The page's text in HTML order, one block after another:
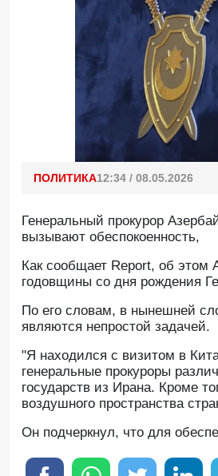
ПОЛИТИКА12:34 / 08.05.2026
Генеральный прокурор
вызывают обеспокоенность,
Как сообщает Report, об этом
годовщины со дня рождения
По его словам, в нынешней
являются непростой задачей.
"Я находился с визитом в
генеральные прокуроры
государств из Ирана. Кроме
воздушного пространства
Он подчеркнул, что для